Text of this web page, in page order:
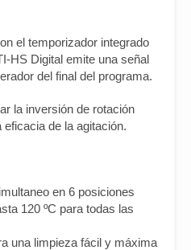
el temporizador integrado
HS Digital emite una señal
del final del programa.
la inversión de rotación
de la agitación.
en 6 posiciones
120 ºC para todas las
una limpieza fácil y máxima